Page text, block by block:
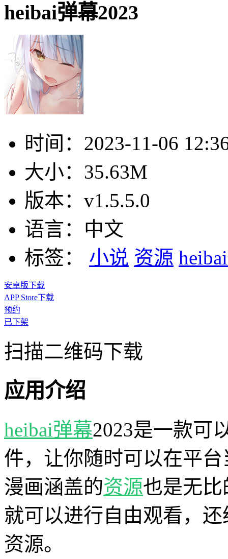
heibai弹幕2023
时间： 2023-11-06
大小： 35.63M
版本： v1.5.5.0
语言： 中文
标签：
小说 资源
安卓版下载
APP Store下载
预约
已下架
扫描二维码下载
应用介绍
heibai弹幕2023是一款可
件，让你随时可以在平
漫画涵盖的资源也是无
就可以进行自由观看，
资源。